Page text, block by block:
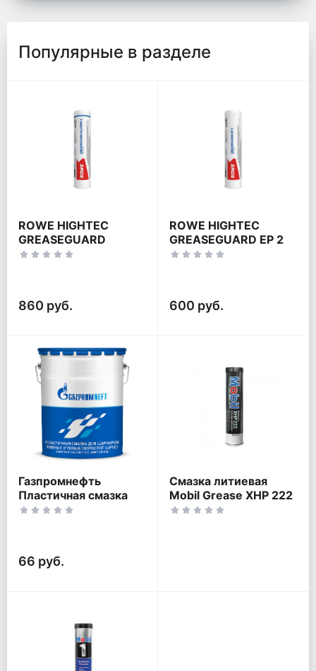
Популярные в разделе
ROWE HIGHTEC
GREASEGUARD
ALLTEMP 2
860 руб.
ROWE HIGHTEC
GREASEGUARD EP 2
600 руб.
Газпромнефть
Пластичная смазка
(ШРУС)
66 руб.
Смазка литиевая
Mobil Grease XHP 222